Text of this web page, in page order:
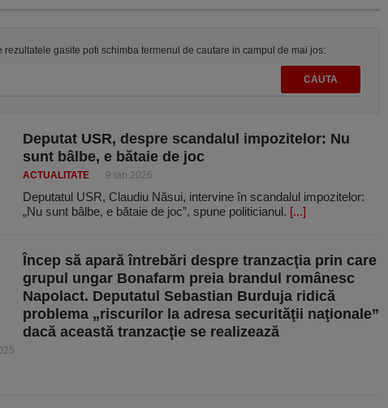
rezultatele gasite poti schimba termenul de cautare in campul de mai jos:
Deputat USR, despre scandalul impozitelor: Nu
sunt bâlbe, e bătaie de joc
ACTUALITATE 9 ian 2026
Deputatul USR, Claudiu Năsui, intervine în scandalul impozitelor:
„Nu sunt bâlbe, e bătaie de joc”, spune politicianul. [...]
Încep să apară întrebări despre tranzacţia prin care
grupul ungar Bonafarm preia brandul românesc
Napolact. Deputatul Sebastian Burduja ridică
problema „riscurilor la adresa securităţii naţionale”
dacă această tranzacţie se realizează